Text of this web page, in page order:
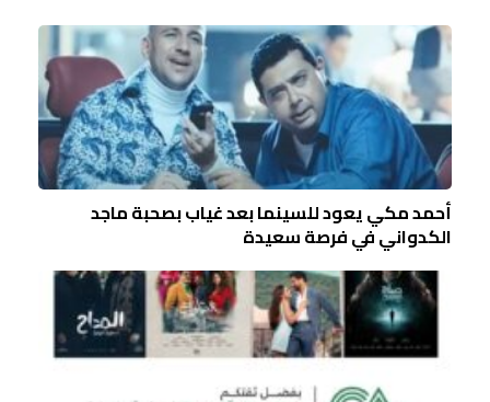
أحمد مكي يعود للسينما بعد غياب بصحبة ماجد
الكدواني في فرصة سعيدة